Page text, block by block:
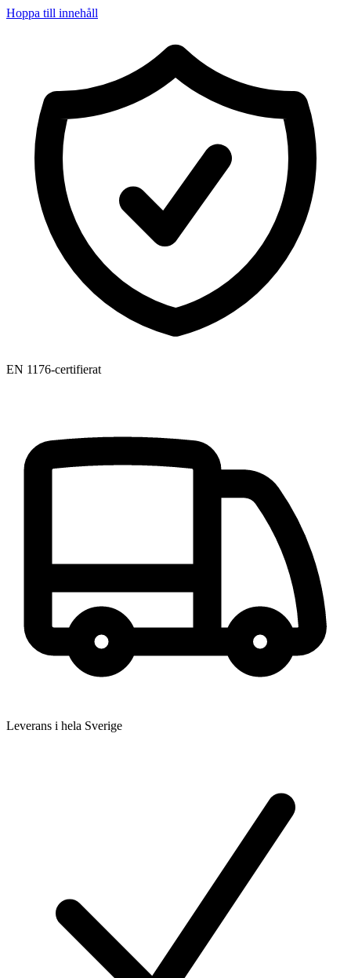
Hoppa till innehåll
EN 1176-certifierat
Leverans i hela Sverige